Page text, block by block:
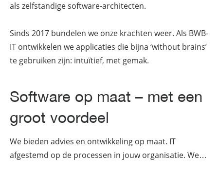
als zelfstandige software-architecten.
Sinds 2017 bundelen we onze krachten weer. Als BWB-
IT ontwikkelen we applicaties die bijna ‘without brains’
te gebruiken zijn: intuïtief, met gemak.
Software op maat – met een
groot voordeel
We bieden advies en ontwikkeling op maat. IT
afgestemd op de processen in jouw organisatie. We…